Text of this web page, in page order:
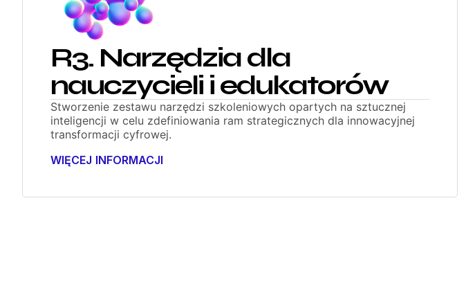
R3. Narzędzia dla
nauczycieli i edukatorów
Stworzenie zestawu narzędzi szkoleniowych opartych na sztucznej
inteligencji w celu zdefiniowania ram strategicznych dla innowacyjnej
transformacji cyfrowej.
WIĘCEJ INFORMACJI